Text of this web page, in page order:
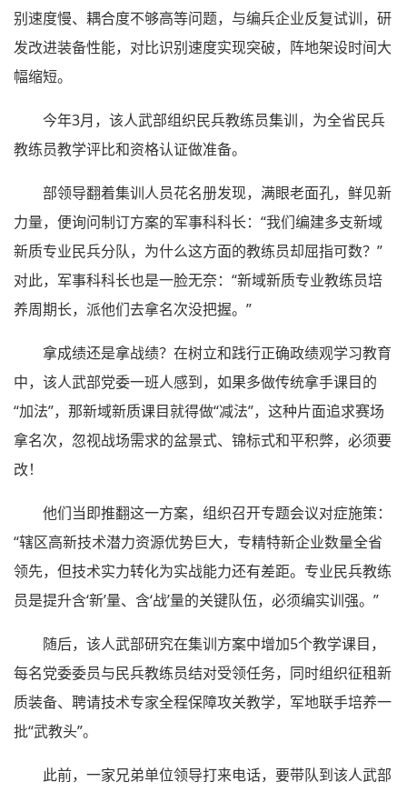
别速度慢、耦合度不够高等问题，与编兵企业反复试训，研
发改进装备性能，对比识别速度实现突破，阵地架设时间大
幅缩短。
今年3月，该人武部组织民兵教练员集训，为全省民兵
教练员教学评比和资格认证做准备。
部领导翻着集训人员花名册发现，满眼老面孔，鲜见新
力量，便询问制订方案的军事科科长：“我们编建多支新域
新质专业民兵分队，为什么这方面的教练员却屈指可数？”
对此，军事科科长也是一脸无奈：“新域新质专业教练员培
养周期长，派他们去拿名次没把握。”
拿成绩还是拿战绩？在树立和践行正确政绩观学习教育
中，该人武部党委一班人感到，如果多做传统拿手课目的
“加法”，那新域新质课目就得做“减法”，这种片面追求赛场
拿名次，忽视战场需求的盆景式、锦标式和平积弊，必须要
改！
他们当即推翻这一方案，组织召开专题会议对症施策：
“辖区高新技术潜力资源优势巨大，专精特新企业数量全省
领先，但技术实力转化为实战能力还有差距。专业民兵教练
员是提升含‘新’量、含‘战’量的关键队伍，必须编实训强。”
随后，该人武部研究在集训方案中增加5个教学课目，
每名党委委员与民兵教练员结对受领任务，同时组织征租新
质装备、聘请技术专家全程保障攻关教学，军地联手培养一
批“武教头”。
此前，一家兄弟单位领导打来电话，要带队到该人武部